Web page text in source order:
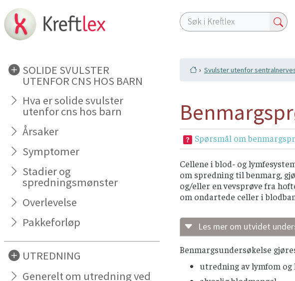
SOLIDE SVULSTER
UTENFOR CNS HOS BARN
Hva er solide svulster
utenfor cns hos barn
Årsaker
Symptomer
Stadier og
spredningsmønster
Overlevelse
Pakkeforløp
UTREDNING
Generelt om utredning ved
Svulster utenfor
Spørsmål om
Cellene i blod- og
om spredning til benmarg,
og/eller en vevsprøve fra
om ondartede celler i
Les mer om utvidet
Flowcytometrisk
Benmargsundersøkelse
utredning av lymfom og